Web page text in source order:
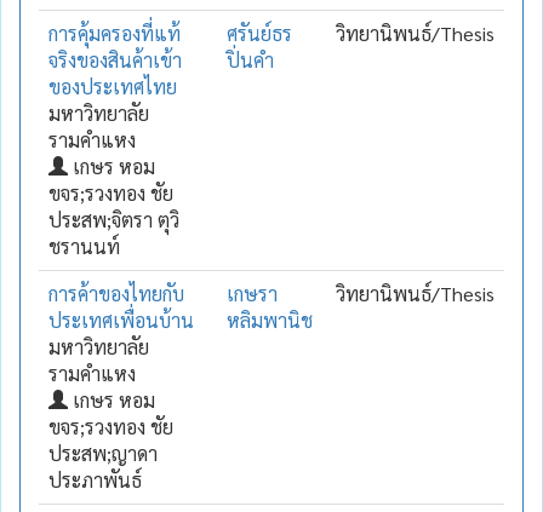
การคุ้มครองที่แท้
จริงของสินค้าเข้า
ของประเทศไทย
มหาวิทยาลัย
รามคำแหง
เกษร หอม
ขจร;รวงทอง ชัย
ประสพ;จิตรา ตุวิ
ชรานนท์
ศรันย์ธร
ปิ่นคำ
วิทยานิพนธ์/Thesis
การค้าของไทยกับ
ประเทศเพื่อนบ้าน
มหาวิทยาลัย
รามคำแหง
เกษร หอม
ขจร;รวงทอง ชัย
ประสพ;ญาดา
ประภาพันธ์
เกษรา
หลิมพานิช
วิทยานิพนธ์/Thesis